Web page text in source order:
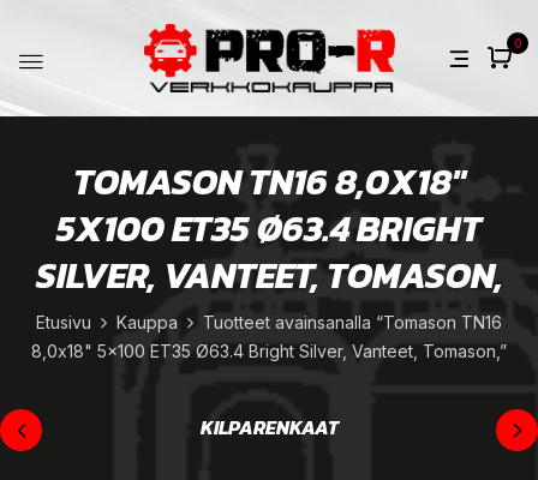
0
TOMASON TN16 8,0X18"
5X100 ET35 Ø63.4 BRIGHT
SILVER, VANTEET, TOMASON,
Etusivu Kauppa
Tuotteet avainsanalla “Tomason TN16
8,0x18" 5x100 ET35 Ø63.4 Bright Silver, Vanteet, Tomason,”
KILPARENKAAT